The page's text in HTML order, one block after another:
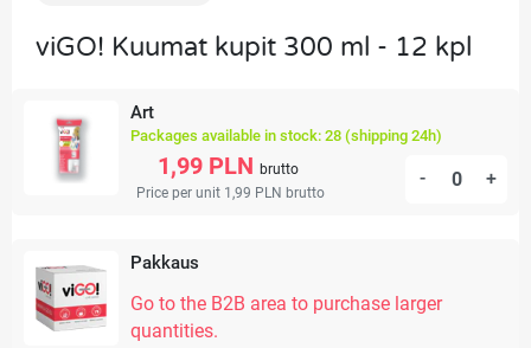
viGO! Kuumat kupit 300 ml - 12 kpl
Art
Packages available in stock: 28 (shipping 24h)
1,99 PLN brutto
Price per unit 1,99 PLN brutto
- +
Pakkaus
Go to the B2B area to purchase larger
quantities.